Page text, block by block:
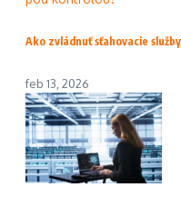
Ako zvládnuť sťahovacie
feb 13, 2026